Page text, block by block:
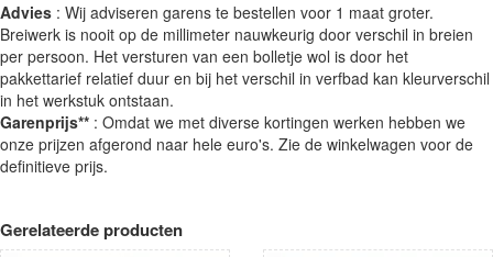
Advies : Wij adviseren garens te bestellen voor 1 maat groter.
Breiwerk is nooit op de millimeter nauwkeurig door verschil in breien
per persoon. Het versturen van een bolletje wol is door het
pakkettarief relatief duur en bij het verschil in verfbad kan kleurverschil
in het werkstuk ontstaan.
Garenprijs** : Omdat we met diverse kortingen werken hebben we
onze prijzen afgerond naar hele euro's. Zie de winkelwagen voor de
definitieve prijs.
Gerelateerde producten